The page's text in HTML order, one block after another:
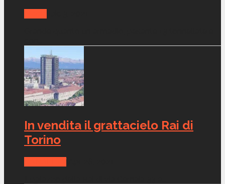
In vendita il grattacielo Rai di
Torino